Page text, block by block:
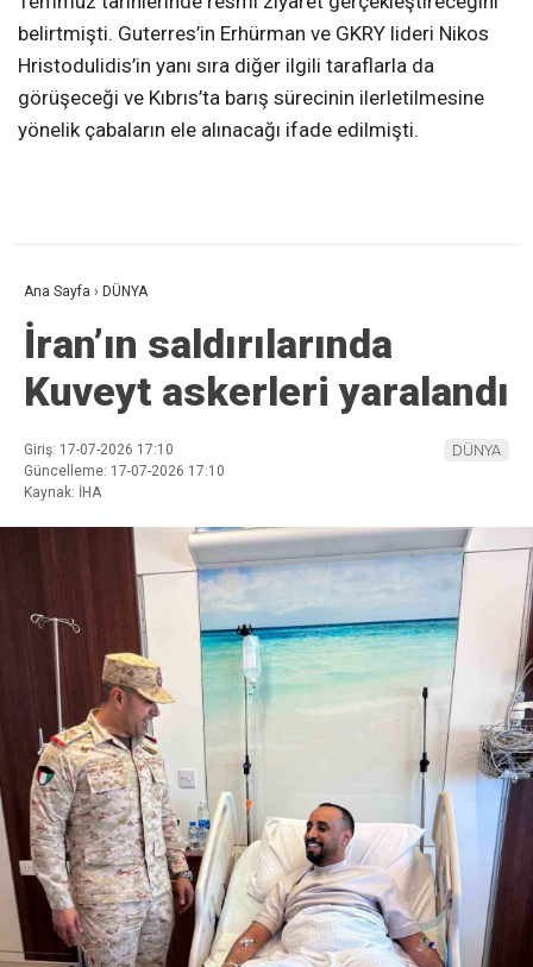
belirtmişti. Guterres’in Erhürman ve GKRY lideri Nikos
Hristodulidis’in yanı sıra diğer ilgili taraflarla da
görüşeceği ve Kıbrıs’ta barış sürecinin ilerletilmesine
yönelik çabaların ele alınacağı ifade edilmişti.
Ana Sayfa › DÜNYA
İran’ın saldırılarında
Kuveyt askerleri yaralandı
Giriş: 17-07-2026 17:10
Güncelleme: 17-07-2026 17:10
Kaynak: İHA
DÜNYA